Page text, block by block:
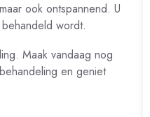
ook ontspannend. U
wordt.
Maak vandaag nog
en geniet